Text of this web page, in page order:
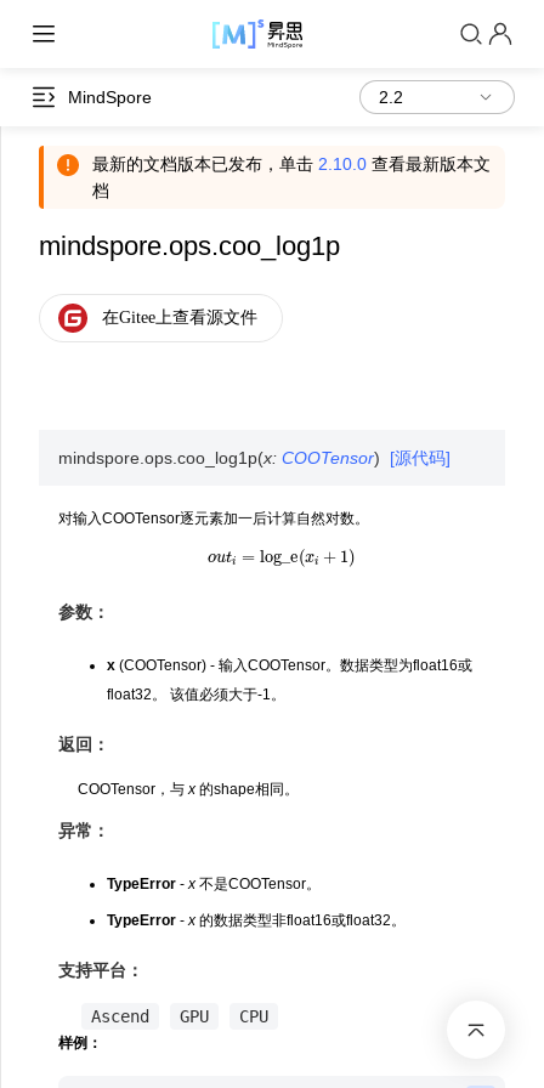
MindSpore
最新的文档版本已发布，单击 2.10.0 查看最新版本文
档
mindspore.ops.coo_log1p
mindspore.ops.coo_log1p(x: COOTensor) [源代码]
对输入COOTensor逐元素加一后计算自然对数。
ou log_e(x 1 )
参数：
x (COOTensor) - 输入COOTensor。数据类型为float16或
float32。 该值必须大于-1。
返回：
COOTensor，与x 的shape相同。
异常：
TypeError -x 不是COOTensor。
TypeError -x 的数据类型非float16或float32。
支持平台：
Ascend GPU CPU
样例：